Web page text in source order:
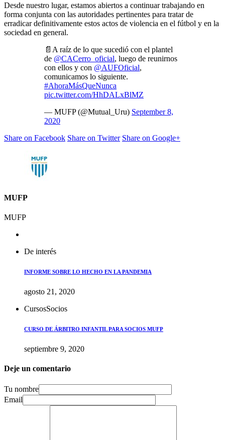
Desde nuestro lugar, estamos abiertos a continuar trabajando en
forma conjunta con las autoridades pertinentes para tratar de
erradicar definitivamente estos actos de violencia en el fútbol y en la
sociedad en general.
📄A raíz de lo que sucedió con el plantel
de @CACerro_oficial, luego de reunirnos
con ellos y con @AUFOficial,
comunicamos lo siguiente.
#AhoraMásQueNunca
pic.twitter.com/HhDALxBlMZ
— MUFP (@Mutual_Uru) September 8,
2020
Share on Facebook Share on Twitter Share on Google+
MUFP
MUFP
De interés
INFORME SOBRE LO HECHO EN LA PANDEMIA
agosto 21, 2020
CursosSocios
CURSO DE ÁRBITRO INFANTIL PARA SOCIOS MUFP
septiembre 9, 2020
Deje un comentario
Tu nombre
Email